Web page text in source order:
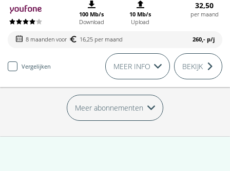
100 Mb/s
Download
10 Mb/s
Upload
32,50
per maand
8 maanden voor 16,25 per maand 260,- p/j
Vergelijken MEER INFO BEKIJK
Meer abonnementen